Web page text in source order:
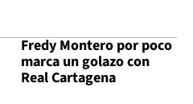
Fredy Montero por poco
marca un golazo con
Real Cartagena